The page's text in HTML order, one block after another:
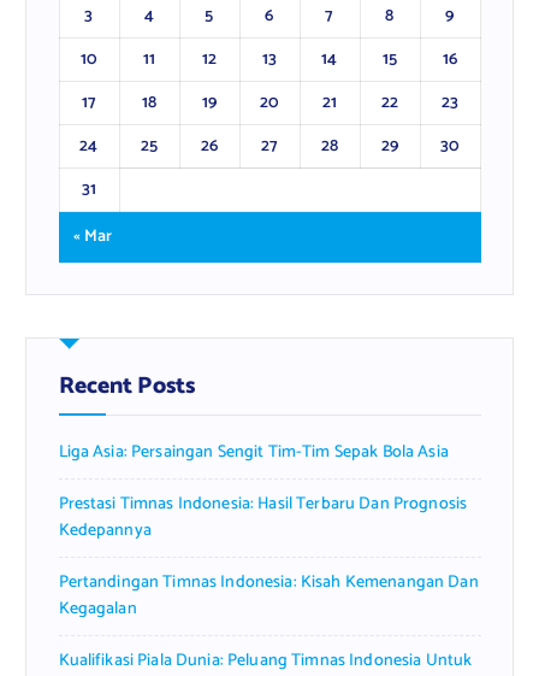
3
4 5 6 7 8
9
10
11 12 13 14 15
16
17
18 19 20 21 22
23
24
25 26 27 28 29
30
31
« Mar
Recent Posts
Liga Asia: Persaingan Sengit Tim-Tim Sepak Bola Asia
Prestasi Timnas Indonesia: Hasil Terbaru Dan Prognosis
Kedepannya
Pertandingan Timnas Indonesia: Kisah Kemenangan Dan
Kegagalan
Kualifikasi Piala Dunia: Peluang Timnas Indonesia Untuk